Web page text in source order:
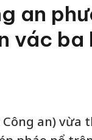
an
vác ba
Công an) vừa